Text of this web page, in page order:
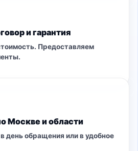
и гарантия
Предоставляем
Москве и области
день обращения или в удобное